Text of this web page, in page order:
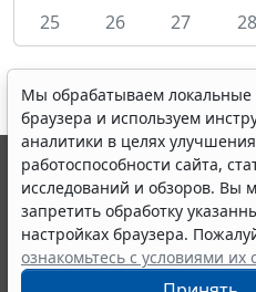
25
26 27 28
Мы обрабатываем
браузера и используем
аналитики в целях
работоспособности сайта,
исследований и обзоров. Вы
запретить обработку
настройках браузера.
ознакомьтесь с условиями их
© ООО "НПП "ГАРАНТ-СЕРВИС",
выпускается с 1990 года.
являются участниками
информации ГАРАНТ.
Портал ГАРАНТ.РУ